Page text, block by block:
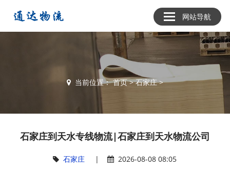
网站导航
当前位置：首页>石家庄>
石家庄到天水专线物流|石家庄到天水物流公司
石家庄 | 2026-08-08 08:05